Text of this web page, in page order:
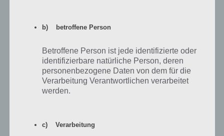
Schritt 4c
dieser befindet sich ein Mechanismus. Bringe dort den Stein ein und
drehe das Objekt, damit der Hammer nach oben schwingt und dann
b) betroffene Person
Betroffene Person ist jede identifizierte oder
identifizierbare natürliche Person, deren
personenbezogene Daten von dem für die
Verarbeitung Verantwortlichen verarbeitet
werden.
c) Verarbeitung